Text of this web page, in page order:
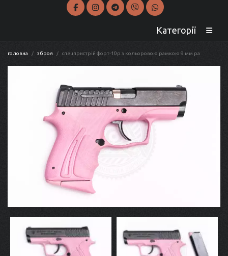
Категорії
головна зброя спецпристрій форт-10р з кольоровою рамкою 9 мм pa